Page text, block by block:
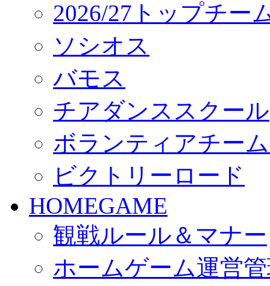
2026/27トップチー
ソシオス
バモス
チアダンススクール
ボランティアチー
ビクトリーロード
HOMEGAME
観戦ルール＆マナー
ホームゲーム運営